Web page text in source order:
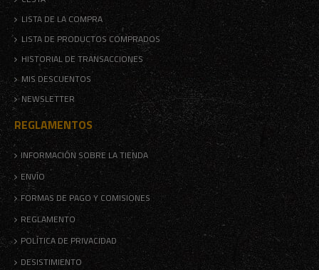
LISTA DE LA COMPRA
LISTA DE PRODUCTOS COMPRADOS
HISTORIAL DE TRANSACCIONES
MIS DESCUENTOS
NEWSLETTER
REGLAMENTOS
INFORMACIÓN SOBRE LA TIENDA
ENVÍO
FORMAS DE PAGO Y COMISIONES
REGLAMENTO
POLÍTICA DE PRIVACIDAD
DESISTIMIENTO